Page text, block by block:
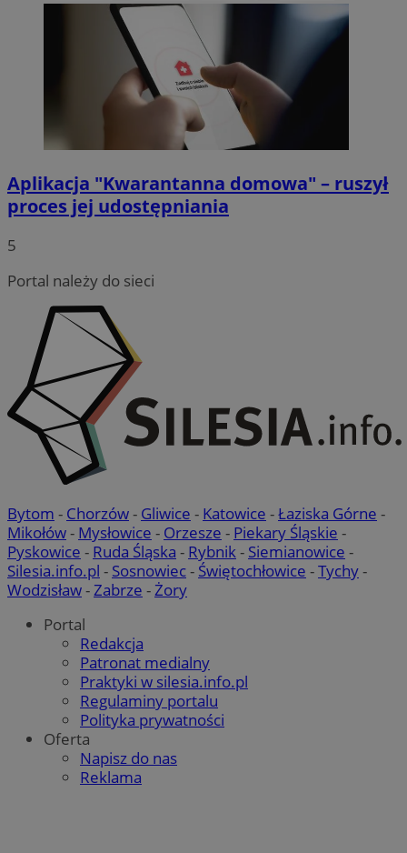
Aplikacja "Kwarantanna domowa" – ruszył
proces jej udostępniania
5
Portal należy do sieci
Bytom - Chorzów- Gliwice - Katowice -Łaziska Górne -
Mikołów- Mysłowice - Orzesze - Piekary Śląskie -
Pyskowice - Ruda Śląska - Rybnik- Siemianowice -
Silesia.info.pl - Sosnowiec- Świętochłowice -Tychy-
Wodzisław-Zabrze -Żory
Portal
Redakcja
Patronat medialny
Praktyki w silesia.info.pl
Regulaminy portalu
Polityka prywatności
Oferta
Napisz do nas
Reklama